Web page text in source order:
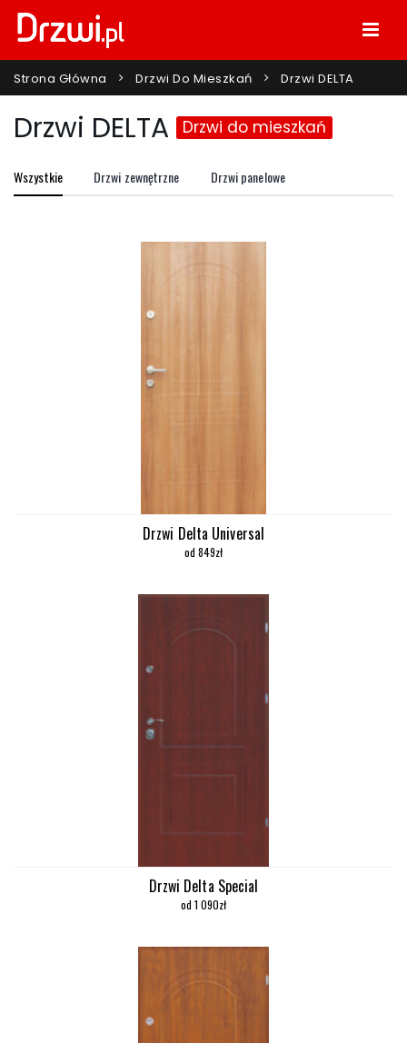
Strona Główna Drzwi Do Mieszkań Drzwi DELTA
Drzwi DELTA Drzwi do mieszkań
Wszystkie Drzwi zewnętrzne Drzwi panelowe
Drzwi Delta Universal
od 849zł
Drzwi Delta Special
od 1 090zł